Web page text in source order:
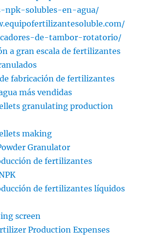
npk-solubles-en-agua/
de-tambor-rotatorio/
a gran escala de fertilizantes
fabricación de fertilizantes
más vendidas
granulating production
making
Granulator
de fertilizantes
de fertilizantes líquidos
screen
Production Expenses